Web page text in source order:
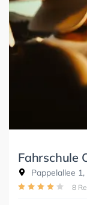
Fahrschule
Pappelallee
8